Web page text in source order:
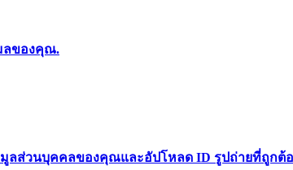
ลของคุณ.
ส่วนบุคคลของคุณและอัปโหลด ID รูปถ่ายที่ถูกต้